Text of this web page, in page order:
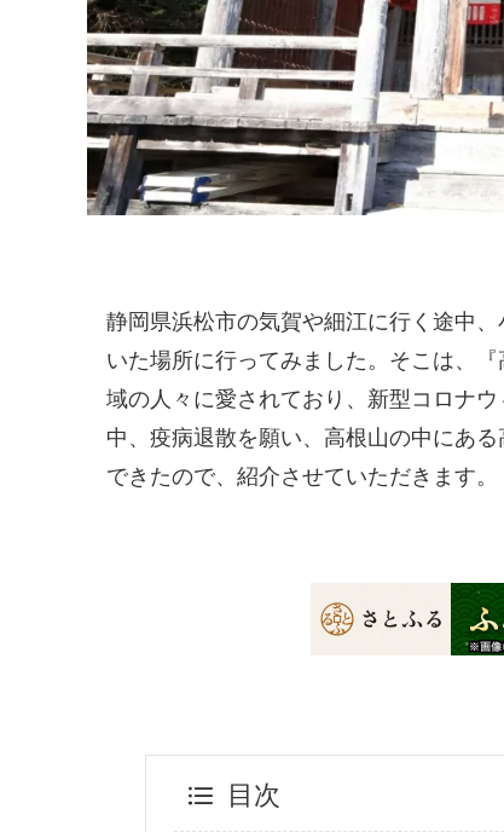
静岡県浜松市の気賀や細江に行く途中
いた場所に行ってみました。そこは、
域の人々に愛されており、新型コロナ
中、疫病退散を願い、高根山の中にあ
できたので、紹介させていただきます。
目次